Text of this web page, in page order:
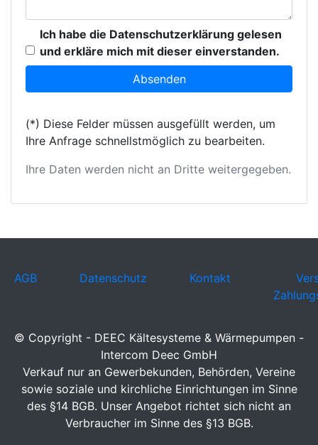
Ich habe die Datenschutzerklärung gelesen
und erkläre mich mit dieser einverstanden.
(*) Diese Felder müssen ausgefüllt werden, um
Ihre Anfrage schnellstmöglich zu bearbeiten.
Ihre Daten werden nicht an Dritte weitergegeben.
AGB Datenschutz Kontakt
© Copyright - DEEC Kältesysteme & Wärmepumpen -
Intercom Deec GmbH
Verkauf nur an Gewerbekunden, Behörden, Vereine
sowie soziale und kirchliche Einrichtungen im Sinne
des §14 BGB. Unser Angebot richtet sich nicht an
Verbraucher im Sinne des §13 BGB.